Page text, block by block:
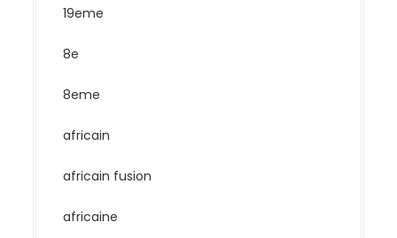
19eme
8e
8eme
africain
africain fusion
africaine